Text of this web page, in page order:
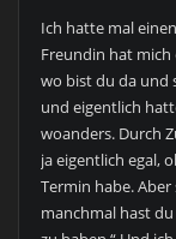
Ich hatte mal
Freundin hat mich
wo bist du da und
und eigentlich
woanders. Durch
ja eigentlich egal,
Termin habe. Aber
manchmal hast